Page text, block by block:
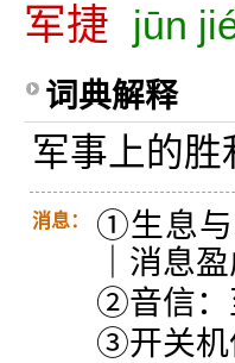
军捷 jūn
词典解释
军事上的胜
消息：
①生息与
｜消息
②音信：
③开关机